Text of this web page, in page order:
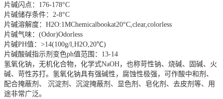
片碱闪点：176-178°C
片碱储存条件：2-8°C
片碱溶解度：H2O:1MChemicalbookat20°C,clear,colorless
片碱气味：(Odor)Odorless
片碱PH值：>14(100g/l,H2O,20℃)
片碱酸碱指示剂变色ph值范围：13-14
氢氧化钠，无机化合物，化学式NaOH，也称苛性钠、烧碱、固碱、火
碱、苛性苏打。氢氧化钠具有强碱性，腐蚀性极强，可作酸中和剂、
配合掩蔽剂、 沉淀剂、沉淀掩蔽剂、显色剂、皂化剂、去皮剂等、用
途非常广泛。